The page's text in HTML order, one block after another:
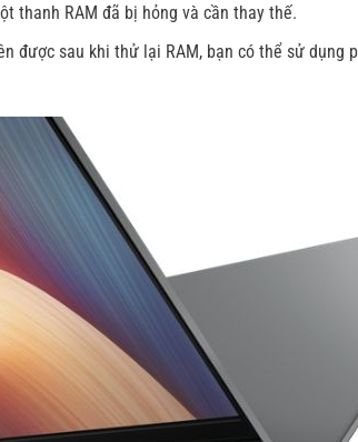
thanh RAM đã bị hỏng và cần thay thế.
được sau khi thử lại RAM, bạn có thể sử dụng